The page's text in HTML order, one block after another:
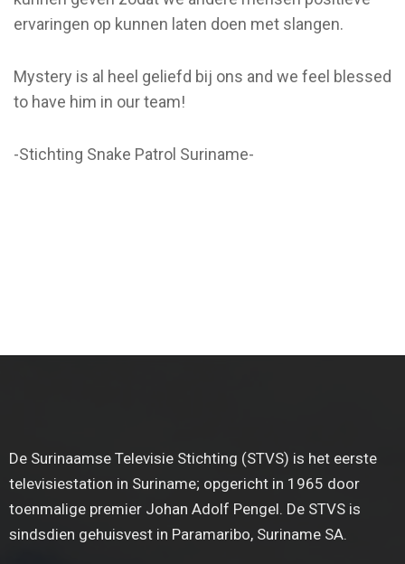
ervaringen op kunnen laten doen met slangen.
Mystery is al heel geliefd bij ons and we feel blessed
to have him in our team!
-Stichting Snake Patrol Suriname-
De Surinaamse Televisie Stichting (STVS) is het eerste
televisiestation in Suriname; opgericht in 1965 door
toenmalige premier Johan Adolf Pengel. De STVS is
sindsdien gehuisvest in Paramaribo, Suriname SA.